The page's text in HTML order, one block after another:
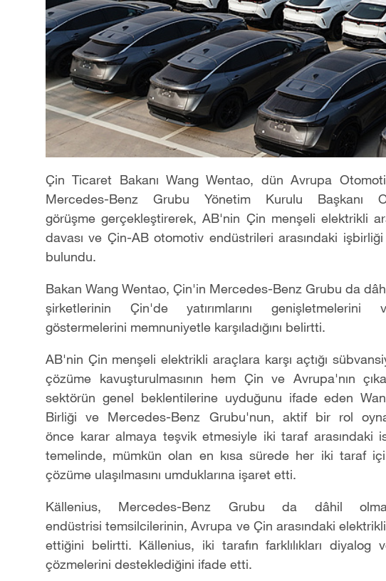
Çin Ticaret Bakanı Wang Wentao, dün Avrupa
Mercedes-Benz Grubu Yönetim Kurulu
görüşme gerçekleştirerek, AB'nin Çin menşeli elektrikli
davası ve Çin-AB otomotiv endüstrileri arasındaki
bulundu.
Bakan Wang Wentao, Çin'in Mercedes-Benz Grubu da
şirketlerinin Çin'de yatırımlarını
göstermelerini memnuniyetle karşıladığını belirtti.
AB'nin Çin menşeli elektrikli araçlara karşı açtığı
çözüme kavuşturulmasının hem Çin ve Avrupa'nın
sektörün genel beklentilerine uyduğunu ifade eden
Birliği ve Mercedes-Benz Grubu'nun, aktif bir rol
önce karar almaya teşvik etmesiyle iki taraf arasındaki
temelinde, mümkün olan en kısa sürede her iki taraf
çözüme ulaşılmasını umduklarına işaret etti.
Källenius, Mercedes-Benz Grubu da dâhil
endüstrisi temsilcilerinin, Avrupa ve Çin arasındaki
ettiğini belirtti. Källenius, iki tarafın farklılıkları
çözmelerini desteklediğini ifade etti.